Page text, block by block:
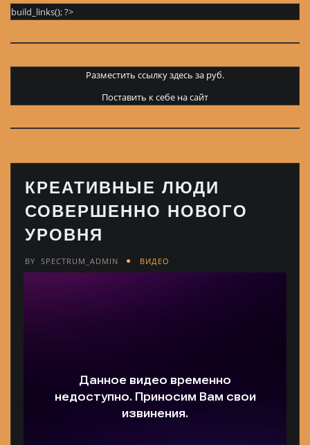
build_links(); ?>
Разместить ссылку здесь за руб.
Поставить к себе на сайт
КРЕАТИВНЫЕ ЛЮДИ
СОВЕРШЕННО НОВОГО
УРОВНЯ
BY SPECTRUM_ADMIN ВИДЕО